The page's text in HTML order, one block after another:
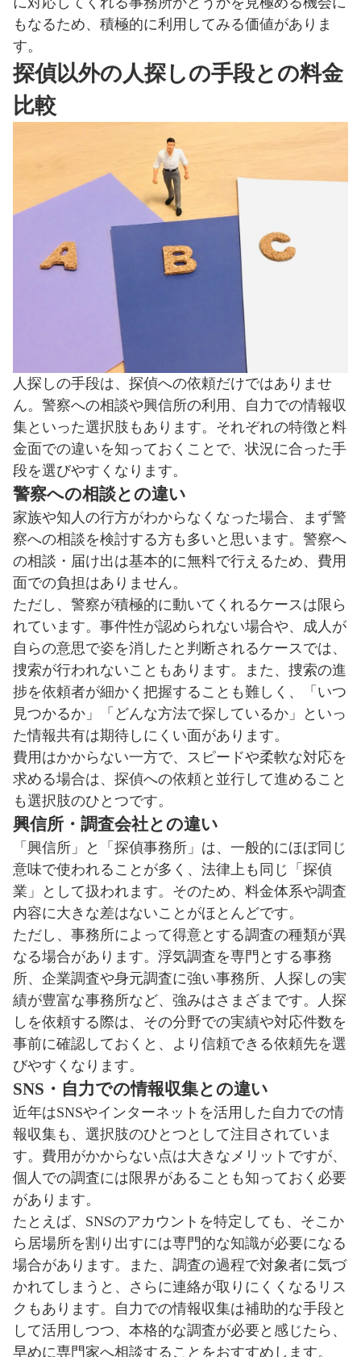
もなるため、積極的に利用してみる価値がありま
す。
探偵以外の人探しの手段との料金
比較
人探しの手段は、探偵への依頼だけではありませ
ん。警察への相談や興信所の利用、自力での情報収
集といった選択肢もあります。それぞれの特徴と料
金面での違いを知っておくことで、状況に合った手
段を選びやすくなります。
警察への相談との違い
家族や知人の行方がわからなくなった場合、まず警
察への相談を検討する方も多いと思います。警察へ
の相談・届け出は基本的に無料で行えるため、費用
面での負担はありません。
ただし、警察が積極的に動いてくれるケースは限ら
れています。事件性が認められない場合や、成人が
自らの意思で姿を消したと判断されるケースでは、
捜索が行われないこともあります。また、捜索の進
捗を依頼者が細かく把握することも難しく、「いつ
見つかるか」「どんな方法で探しているか」といっ
た情報共有は期待しにくい面があります。
費用はかからない一方で、スピードや柔軟な対応を
求める場合は、探偵への依頼と並行して進めること
も選択肢のひとつです。
興信所・調査会社との違い
「興信所」と「探偵事務所」は、一般的にほぼ同じ
意味で使われることが多く、法律上も同じ「探偵
業」として扱われます。そのため、料金体系や調査
内容に大きな差はないことがほとんどです。
ただし、事務所によって得意とする調査の種類が異
なる場合があります。浮気調査を専門とする事務
所、企業調査や身元調査に強い事務所、人探しの実
績が豊富な事務所など、強みはさまざまです。人探
しを依頼する際は、その分野での実績や対応件数を
事前に確認しておくと、より信頼できる依頼先を選
びやすくなります。
SNS・自力での情報収集との違い
近年はSNSやインターネットを活用した自力での情
報収集も、選択肢のひとつとして注目されていま
す。費用がかからない点は大きなメリットですが、
個人での調査には限界があることも知っておく必要
があります。
たとえば、SNSのアカウントを特定しても、そこか
ら居場所を割り出すには専門的な知識が必要になる
場合があります。また、調査の過程で対象者に気づ
かれてしまうと、さらに連絡が取りにくくなるリス
クもあります。自力での情報収集は補助的な手段と
して活用しつつ、本格的な調査が必要と感じたら、
早めに専門家へ相談することをおすすめします。